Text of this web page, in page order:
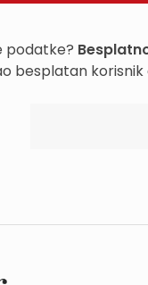
podatke?
besplatan